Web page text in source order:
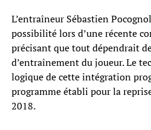
L’entraîneur Sébastien
possibilité lors d’une récente
précisant que tout dépendrait
d’entraînement du joueur. Le
logique de cette intégration
programme établi pour la
2018.